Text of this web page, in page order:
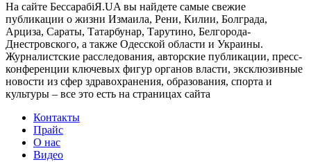
На сайте БессарабіЯ.UA вы найдете самые свежие
публикации о жизни Измаила, Рени, Килии, Болграда,
Арциза, Сараты, Татарбунар, Тарутино, Белгорода-
Днестровского, а также Одесской области и Украины.
Журналистские расследования, авторские публикации, пресс-
конференции ключевых фигур органов власти, эксклюзивные
новости из сфер здравохранения, образования, спорта и
культуры – все это есть на страницах сайта
Контакты
Прайс
О нас
Видео